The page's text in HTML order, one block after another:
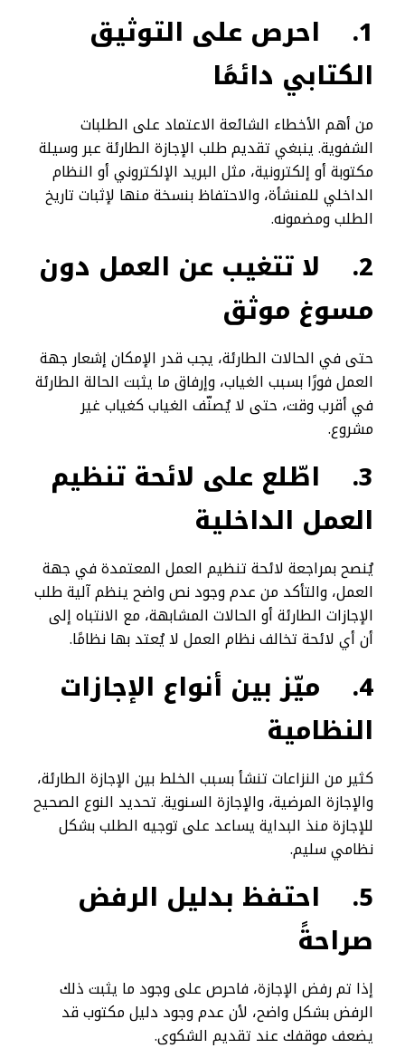
1.
احرص على التوثيق
الكتابي دائمًا
من أهم الأخطاء الشائعة الاعتماد على الطلبات
الشفوية. ينبغي تقديم طلب الإجازة الطارئة عبر وسيلة
مكتوبة أو إلكترونية، مثل البريد الإلكتروني أو النظام
الداخلي للمنشأة، والاحتفاظ بنسخة منها لإثبات تاريخ
الطلب ومضمونه.
2.
لا تتغيب عن العمل دون
مسوغ موثق
حتى في الحالات الطارئة، يجب قدر الإمكان إشعار جهة
العمل فورًا بسبب الغياب، وإرفاق ما يثبت الحالة الطارئة
في أقرب وقت، حتى لا يُصنّف الغياب كغياب غير
مشروع.
3.
اطّلع على لائحة تنظيم
العمل الداخلية
يُنصح بمراجعة لائحة تنظيم العمل المعتمدة في جهة
العمل، والتأكد من عدم وجود نص واضح ينظم آلية طلب
الإجازات الطارئة أو الحالات المشابهة، مع الانتباه إلى
أن أي لائحة تخالف نظام العمل لا يُعتد بها نظامًا.
4.
ميّز بين أنواع الإجازات
النظامية
كثير من النزاعات تنشأ بسبب الخلط بين الإجازة الطارئة،
والإجازة المرضية، والإجازة السنوية. تحديد النوع الصحيح
للإجازة منذ البداية يساعد على توجيه الطلب بشكل
نظامي سليم.
5.
احتفظ بدليل الرفض
صراحةً
إذا تم رفض الإجازة، فاحرص على وجود ما يثبت ذلك
الرفض بشكل واضح، لأن عدم وجود دليل مكتوب قد
يضعف موقفك عند تقديم الشكوى.